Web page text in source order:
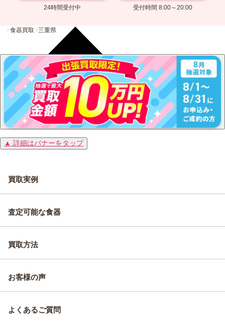
24時間受付中 受付時間 8:00～20:00
食器買取 三重県
▲ 詳細はバナーをタップ
買取実例
査定可能な食器
買取方法
お客様の声
よくあるご質問